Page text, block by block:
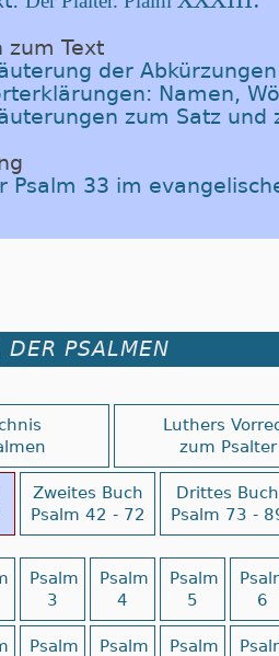
zum Text
der
Namen,
zum Satz und
Psalm 33 im
DER PSALMEN
Luthers
zum Psalter
Zweites Buch
Psalm 42 - 72
Drittes Buch
Psalm 73 -
Psalm
3
Psalm
4
Psalm
5
6
Psalm
Psalm
Psalm